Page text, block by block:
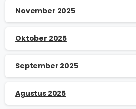
November 2025
Oktober 2025
September 2025
Agustus 2025